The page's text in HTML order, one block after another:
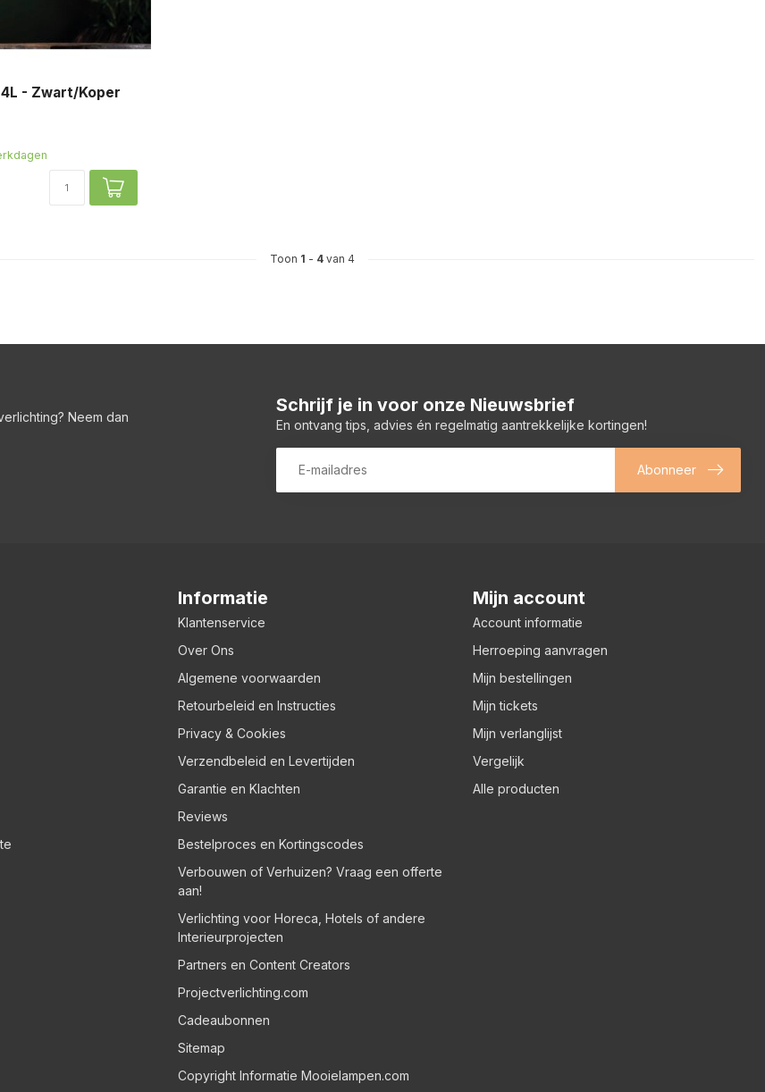
- Zwart/Koper
Toon 1 - 4van 4
Neem dan
Schrijf je in voor onze Nieuwsbrief
En ontvang tips, advies én regelmatig aantrekkelijke kortingen!
Abonneer
Informatie
Klantenservice
Over Ons
Algemene voorwaarden
Retourbeleid en Instructies
Privacy & Cookies
Verzendbeleid en Levertijden
Garantie en Klachten
Reviews
Bestelproces en Kortingscodes
Verbouwen of Verhuizen? Vraag een offerte
aan!
Verlichting voor Horeca, Hotels of andere
Interieurprojecten
Partners en Content Creators
Projectverlichting.com
Cadeaubonnen
Sitemap
Copyright Informatie Mooielampen.com
Mijn account
Account informatie
Herroeping aanvragen
Mijn bestellingen
Mijn tickets
Mijn verlanglijst
Vergelijk
Alle producten